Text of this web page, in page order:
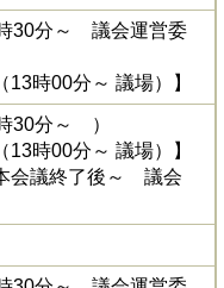
時30分～ 議会運営委
（13時00分～ 議場）】
30分～ ）
（13時00分～ 議場）】
会議終了後～ 議会